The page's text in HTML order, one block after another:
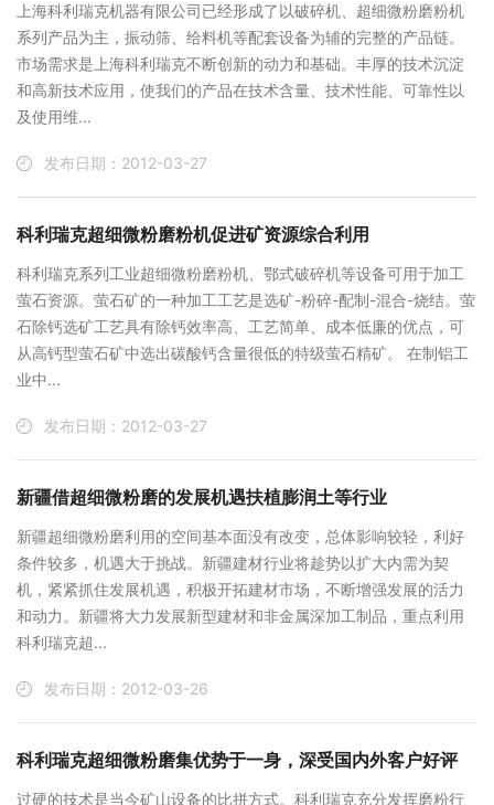
上海科利瑞克机器有限公司已经形成了以破碎机、超细微粉磨粉机
系列产品为主，振动筛、给料机等配套设备为辅的完整的产品链。
市场需求是上海科利瑞克不断创新的动力和基础。丰厚的技术沉淀
和高新技术应用，使我们的产品在技术含量、技术性能、可靠性以
及使用维...
发布日期：2012-03-27
科利瑞克超细微粉磨粉机促进矿资源综合利用
科利瑞克系列工业超细微粉磨粉机、鄂式破碎机等设备可用于加工
萤石资源。萤石矿的一种加工工艺是选矿-粉碎-配制-混合-烧结。萤
石除钙选矿工艺具有除钙效率高、工艺简单、成本低廉的优点，可
从高钙型萤石矿中选出碳酸钙含量很低的特级萤石精矿。 在制铝工
业中...
发布日期：2012-03-27
新疆借超细微粉磨的发展机遇扶植膨润土等行业
新疆超细微粉磨利用的空间基本面没有改变，总体影响较轻，利好
条件较多，机遇大于挑战。新疆建材行业将趁势以扩大内需为契
机，紧紧抓住发展机遇，积极开拓建材市场，不断增强发展的活力
和动力。新疆将大力发展新型建材和非金属深加工制品，重点利用
科利瑞克超...
发布日期：2012-03-26
科利瑞克超细微粉磨集优势于一身，深受国内外客户好评
过硬的技术是当今矿山设备的比拼方式。科利瑞克充分发挥磨粉行